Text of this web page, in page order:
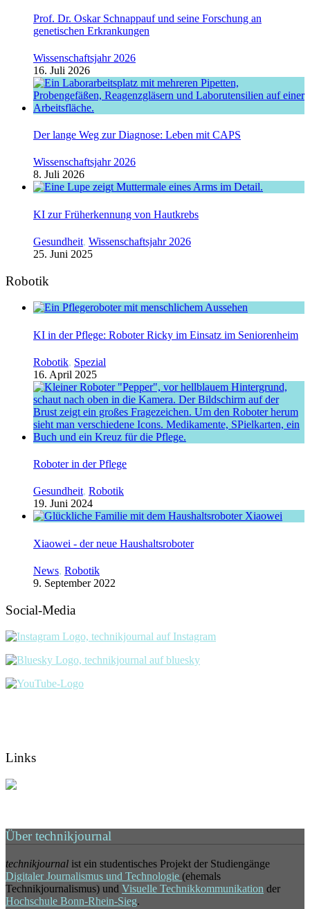
Prof. Dr. Oskar Schnappauf und seine Forschung an
genetischen Erkrankungen
Wissenschaftsjahr 2026
16. Juli 2026
Der lange Weg zur Diagnose: Leben mit CAPS
Wissenschaftsjahr 2026
8. Juli 2026
KI zur Früherkennung von Hautkrebs
Gesundheit, Wissenschaftsjahr 2026
25. Juni 2025
Robotik
KI in der Pflege: Roboter Ricky im Einsatz im Seniorenheim
Robotik, Spezial
16. April 2025
Roboter in der Pflege
Gesundheit, Robotik
19. Juni 2024
Xiaowei - der neue Haushaltsroboter
News, Robotik
9. September 2022
Social-Media
Links
Über technikjournal
technikjournal ist ein studentisches Projekt der Studiengänge
Digitaler Journalismus und Technologie (ehemals
Technikjournalismus) und Visuelle Technikkommunikation der
Hochschule Bonn-Rhein-Sieg.